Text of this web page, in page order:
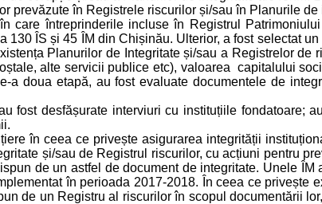
prevăzute în Registrele riscurilor și/sau în Planurile de
care întreprinderile incluse în Registrul
ÎS și 45 ÎM din Chișinău. Ulterior, a fost selectat
Planurilor de Integritate și/sau a Registrelor de
alte servicii publice etc), valoarea capitalului
doua etapă, au fost evaluate documentele de
fost desfășurate interviuri cu instituțiile fondatoare;
în ceea ce privește asigurarea integrității
și/sau de Registrul riscurilor, cu acțiuni pentru
de un astfel de document de integritate. Unele ÎM
în perioada 2017-2018. În ceea ce privește
de un Registru al riscurilor în scopul documentării